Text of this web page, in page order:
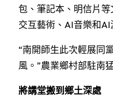
包、筆記本、明信片
交互藝術、AI音樂和AI
“南開師生此次輕展同
風。”農業鄉村部駐南
將講堂搬到鄉土深處